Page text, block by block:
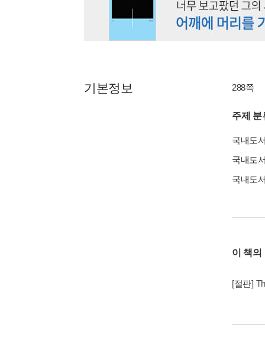
기본정보 288쪽
주제 분
국내도
국내도
국내도
이 책의
[절판]